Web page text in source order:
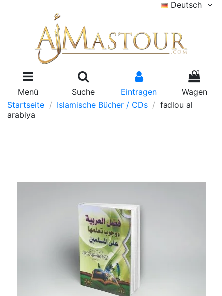
Deutsch
Menü Suche Eintragen
0
Wagen
Startseite
Islamische Bücher / CDs
fadlou al
arabiya